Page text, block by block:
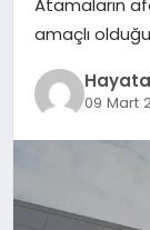
NEDIR?
OYUN
RÜYA TABIRLERI
SAĞLIK
amaçlı
09 Mart